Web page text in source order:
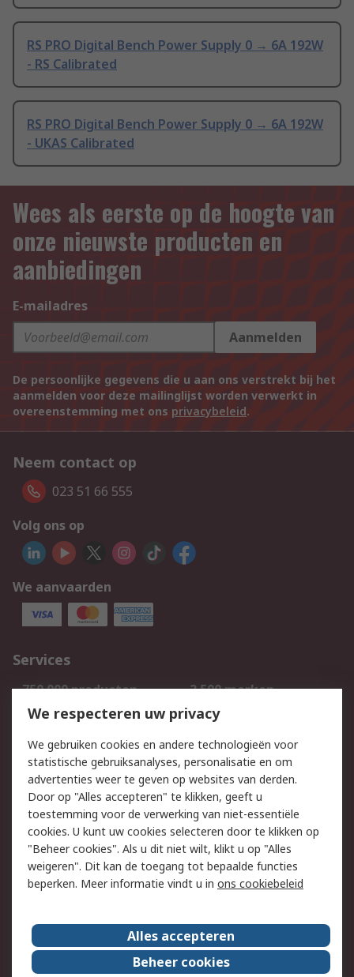
RS PRO Digital Bench Power Supply 0 → 6A 192W
- RS Calibrated
RS PRO Digital Bench Power Supply 0 → 6A 192W
- UKAS Calibrated
Wees als eerste op de hoogte van
onze nieuwste producten en
aanbiedingen
E-mailadres
Aanmelden
De persoonlijke gegevens die u aan ons verstrekt bij het
aanmelden voor deze mailinglijst worden verwerkt in
overeenstemming met ons privacybeleid.
Neem contact op
023 51 66 555
Volg ons op
We aanvaarden
Services
750.000 producten
2.500 merken
Bestellen
Inkoopoplossingen
Track & Trace
Wettelijk
Cookiebeleid
Email veiligheid
Privacybeleid
Websitevoorwaarden
Algemene
verkoopvoorwaarden
Over RS
RS Group
Over ons
We respecteren uw privacy
We gebruiken cookies en andere technologieën voor
statistische gebruiksanalyses, personalisatie en om
advertenties weer te geven op websites van derden.
Door op "Alles accepteren" te klikken, geeft u
toestemming voor de verwerking van niet-essentiële
cookies. U kunt uw cookies selecteren door te klikken op
"Beheer cookies". Als u dit niet wilt, klikt u op "Alles
weigeren". Dit kan de toegang tot bepaalde functies
beperken. Meer informatie vindt u in ons cookiebeleid
Alles accepteren
Beheer cookies